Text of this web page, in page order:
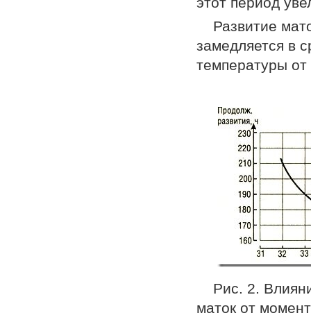
Развитие
замедляется в
температуры
Рис. 2.
маток от